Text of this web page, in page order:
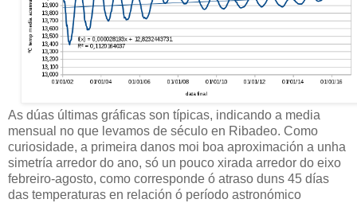
As dúas últimas gráficas son típicas, indicando a media
mensual no que levamos de século en Ribadeo. Como
curiosidade, a primeira danos moi boa aproximación a unha
simetría arredor do ano, só un pouco xirada arredor do eixo
febreiro-agosto, como corresponde ó atraso duns 45 días
das temperaturas en relación ó período astronómico